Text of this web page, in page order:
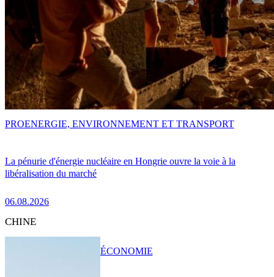
La pénurie d'énergie nucléaire en Hongrie ouvre la voie à la
libéralisation du marché
06.08.2026
PROENERGIE, ENVIRONNEMENT ET TRANSPORT
CHINE
ÉCONOMIE